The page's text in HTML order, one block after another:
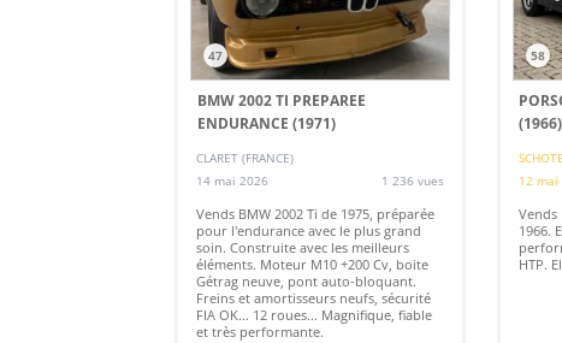
47
BMW 2002 TI PREPAREE
ENDURANCE (1971)
CLARET (FRANCE)
14 mai 2026
1 236 vues
Vends BMW 2002 Ti de 1975, préparée
pour l'endurance avec le plus grand
soin. Construite avec les meilleurs
éléments. Moteur M10 +200 Cv, boite
Gétrag neuve, pont auto-bloquant.
Freins et amortisseurs neufs, sécurité
FIA OK... 12 roues... Magnifique, fiable
et très performante.
58
(1966)
12 mai
Vends
1966.
HTP.